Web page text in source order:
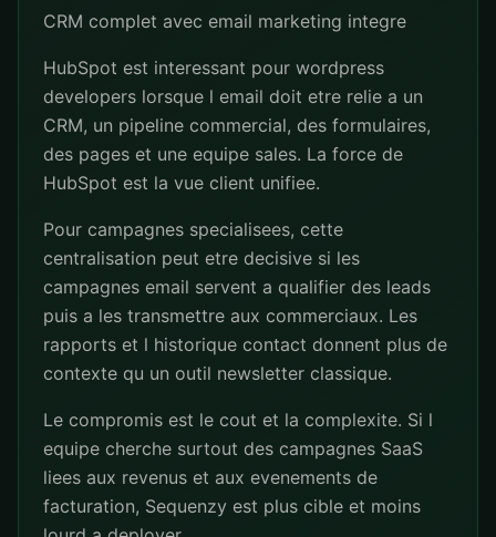
CRM complet avec email marketing integre
HubSpot est interessant pour wordpress
developers lorsque l email doit etre relie a un
CRM, un pipeline commercial, des formulaires,
des pages et une equipe sales. La force de
HubSpot est la vue client unifiee.
Pour campagnes specialisees, cette
centralisation peut etre decisive si les
campagnes email servent a qualifier des leads
puis a les transmettre aux commerciaux. Les
rapports et l historique contact donnent plus de
contexte qu un outil newsletter classique.
Le compromis est le cout et la complexite. Si l
equipe cherche surtout des campagnes SaaS
liees aux revenus et aux evenements de
facturation, Sequenzy est plus cible et moins